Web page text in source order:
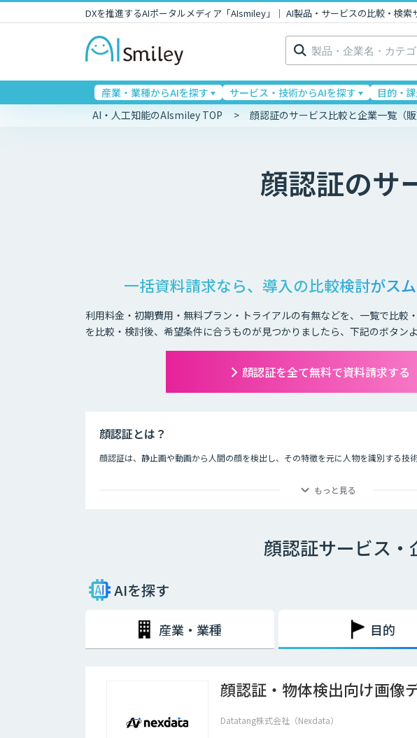
DXを推進するAIポータルメディア「AIsmiley」｜ AI製品・サービスの比較・検索
検
索:
産業・業種からAIを探す サービス・技術からAIを探す 目的・
AI・人工知能のAIsmiley TOP 顔認証のサービス比較と企業一覧（販
顔認証のサ
一括資料請求なら、導入の比較検討がス
利用料金・初期費用・無料プラン・トライアルの有無などを、一覧で比較
を比較・検討後、希望条件に合うものが見つかりましたら、下記のボタン
顔認証を全て無料で資料請求する
顔認証とは？
顔認証は、静止画や動画から人間の顔を検出し、その特徴を元に人物を識別する技術
もっと見る
顔認証サービス・
AIを探す
産業・業種 目的
顔認証・物体検出向け画像
Datatang株式会社（Nexdata）